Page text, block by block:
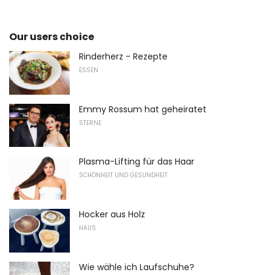
Our users choice
Rinderherz - Rezepte
ESSEN
Emmy Rossum hat geheiratet
STERNE
Plasma-Lifting für das Haar
SCHÖNHEIT UND GESUNDHEIT
Hocker aus Holz
HAUS
Wie wähle ich Laufschuhe?